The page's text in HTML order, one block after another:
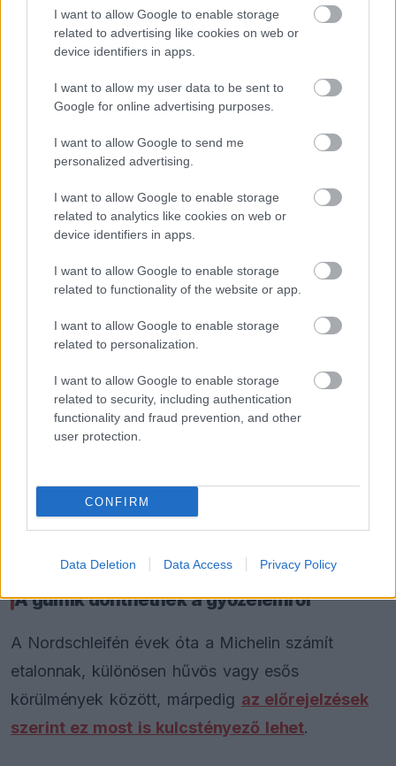
I want to allow Google to enable storage
related to advertising like cookies on web or
device identifiers in apps.
I want to allow my user data to be sent to
Google for online advertising purposes.
I want to allow Google to send me
personalized advertising.
I want to allow Google to enable storage
related to analytics like cookies on web or
device identifiers in apps.
I want to allow Google to enable storage
related to functionality of the website or app.
I want to allow Google to enable storage
related to personalization.
I want to allow Google to enable storage
related to security, including authentication
functionality and fraud prevention, and other
user protection.
CONFIRM
Data Deletion Data Access Privacy Policy
Ugyanilyen erősnek tűnik a Verstappen, Auer,
Gounon és Juncadella négyes, amelyre kiemelt
figyelem irányul majd. A holland tempója nem
marad el a Nordschleife-specialistákétól, így a
győzelemért vívott csatában meghatározó
tényező lehet.
Szintén a legmagasabb kategóriába sorolták a
WinwardMercedesegyik autóját Engel, Schiller,
Stolz és Martin összeállításával, valamint a Rowe
BMW másik egységét Harperrel, Hesse-vel,
Sheldon van der Lindével és Dries Vanthoorral,
ahol a gyári pilóták és a rutinos csapat együtt
komoly ütőkártyát jelent.
az élmezőnybe tartozik, bár a Yokohama gumik
miatt némi hátrányt feltételeznek velük
A gumik dönthetnek a győzelemről
A Nordschleifén évek óta a Michelin számít
etalonnak, különösen hűvös vagy esős
körülmények között, márpedig az előrejelzések
szerint ez most is kulcstényező lehet.